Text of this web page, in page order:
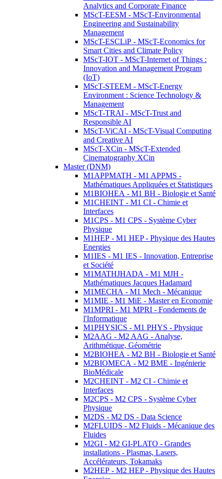
Analytics and Corporate Finance
MScT-EESM - MScT-Environmental
Engineering and Sustainability
Management
MScT-ESCLiP - MScT-Economics for
Smart Cities and Climate Policy
MScT-IOT - MScT-Internet of Things :
Innovation and Management Program
(IoT)
MScT-STEEM - MScT-Energy
Environment : Science Technology &
Management
MScT-TRAI - MScT-Trust and
Responsible AI
MScT-ViCAI - MScT-Visual Computing
and Creative AI
MScT-XCin - MScT-Extended
Cinematography XCin
Master (DNM)
M1APPMATH - M1 APPMS -
Mathématiques Appliquées et Statistiques
M1BIOHEA - M1 BH - Biologie et Santé
M1CHEINT - M1 CI - Chimie et
Interfaces
M1CPS - M1 CPS - Système Cyber
Physique
M1HEP - M1 HEP - Physique des Hautes
Energies
M1IES - M1 IES - Innovation, Entreprise
et Société
M1MATHJHADA - M1 MJH -
Mathématiques Jacques Hadamard
M1MECHA - M1 Mech - Mécanique
M1MIE - M1 MiE - Master en Economie
M1MPRI - M1 MPRI - Fondements de
l'Informatique
M1PHYSICS - M1 PHYS - Physique
M2AAG - M2 AAG - Analyse,
Arithmétique, Géométrie
M2BIOHEA - M2 BH - Biologie et Santé
M2BIOMECA - M2 BME - Ingénierie
BioMédicale
M2CHEINT - M2 CI - Chimie et
Interfaces
M2CPS - M2 CPS - Système Cyber
Physique
M2DS - M2 DS - Data Science
M2FLUIDS - M2 Fluids - Mécanique des
Fluides
M2GI - M2 GI-PLATO - Grandes
installations - Plasmas, Lasers,
Accélérateurs, Tokamaks
M2HEP - M2 HEP - Physique des Hautes